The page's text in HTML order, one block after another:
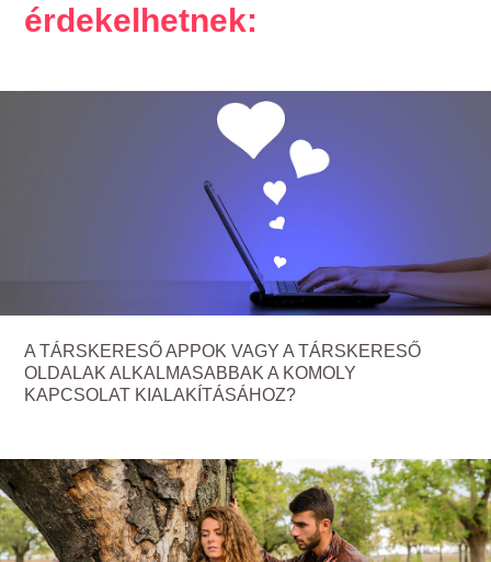
érdekelhetnek:
A TÁRSKERESŐ APPOK VAGY A TÁRSKERESŐ
OLDALAK ALKALMASABBAK A KOMOLY
KAPCSOLAT KIALAKÍTÁSÁHOZ?